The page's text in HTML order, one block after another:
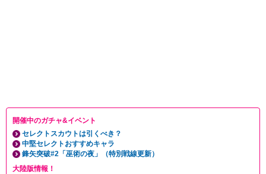
開催中のガチャ&イベント
セレクトスカウトは引くべき？
中堅セレクトおすすめキャラ
鋒矢突破#2「巫術の夜」（特別戦線更新）
大陸版情報！